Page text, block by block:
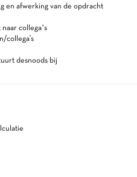
en afwerking van de opdracht
collega’s
collega's
desnoods bij